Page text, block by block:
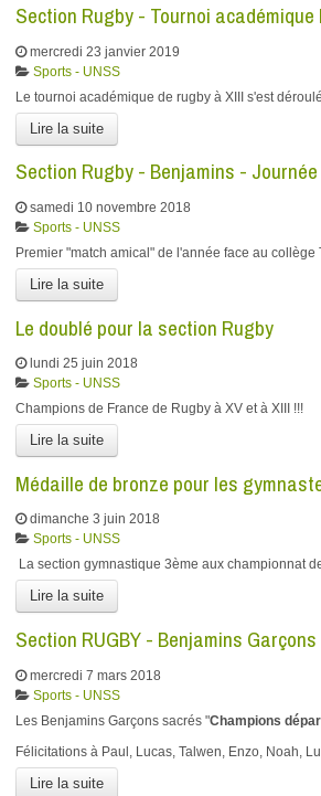
Section Rugby - Tournoi académique
mercredi 23 janvier 2019
Sports - UNSS
Le tournoi académique de rugby à XIII s'est
Lire la suite
Section Rugby - Benjamins -
samedi 10 novembre 2018
Sports - UNSS
Premier "match amical" de l'année face au
Lire la suite
Le doublé pour la section Rugby
lundi 25 juin 2018
Sports - UNSS
Champions de France de Rugby à XV et à XIII !!!
Lire la suite
Médaille de bronze pour les
dimanche 3 juin 2018
Sports - UNSS
La section gymnastique 3ème aux championnat
Lire la suite
Section RUGBY - Benjamins Garçons
mercredi 7 mars 2018
Sports - UNSS
Les Benjamins Garçons sacrés "Champions
Félicitations à Paul, Lucas, Talwen, Enzo, Noah,
Lire la suite